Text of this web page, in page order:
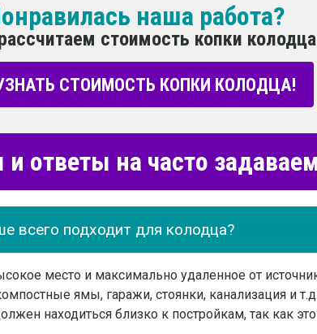
наша работа?
стоимость копки
СТОИМОСТЬ КОПКИ КОЛОДЦА!
ответы на часто
всего подходит для колодца?
место и максимально удаленное от
ямы, гаражи, стоянки, канализация и
находиться близко к постройкам, так как